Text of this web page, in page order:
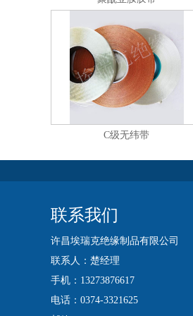
C级无纬带
联系我们
许昌埃瑞克绝缘制品有限公司
联系人：楚经理
手机：13273876617
电话：0374-3321625